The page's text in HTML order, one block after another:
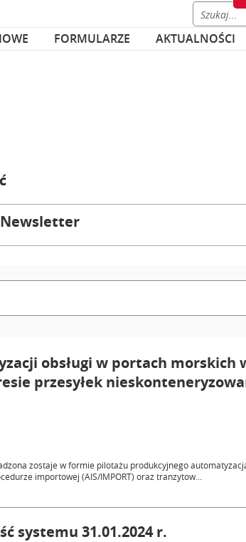
FORMULARZE AKTUALNOŚCI
Newsletter
obsługi w portach morskich
przesyłek
zostaje w formie pilotażu produkcyjnego
importowej (AIS/IMPORT) oraz tranzytow...
systemu 31.01.2024 r.